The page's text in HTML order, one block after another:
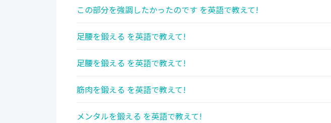
この部分を強調したかったのです を英語で教えて!
足腰を鍛える を英語で教えて!
足腰を鍛える を英語で教えて!
筋肉を鍛える を英語で教えて!
メンタルを鍛える を英語で教えて!